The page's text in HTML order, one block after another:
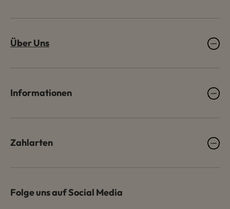
Über Uns
Informationen
Zahlarten
Folge uns auf Social Media